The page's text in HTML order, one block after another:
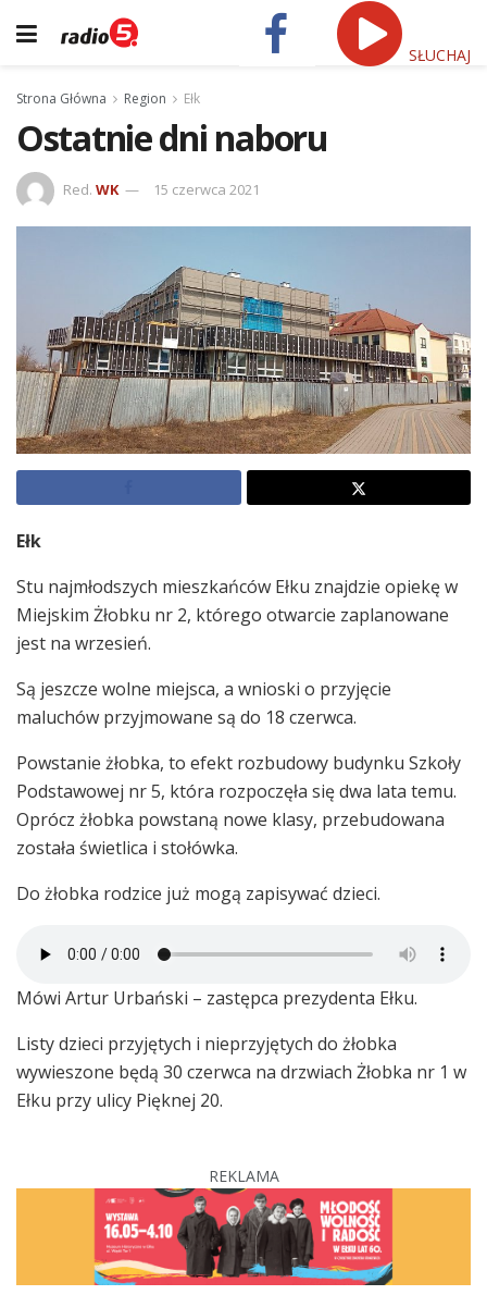
SŁUCHAJ
Strona Główna Region Ełk
Ostatnie dni naboru
Red. WK 15 czerwca 2021
Ełk
Stu najmłodszych mieszkańców Ełku znajdzie opiekę w
Miejskim Żłobku nr 2, którego otwarcie zaplanowane
jest na wrzesień.
Są jeszcze wolne miejsca, a wnioski o przyjęcie
maluchów przyjmowane są do 18 czerwca.
Powstanie żłobka, to efekt rozbudowy budynku Szkoły
Podstawowej nr 5, która rozpoczęła się dwa lata temu.
Oprócz żłobka powstaną nowe klasy, przebudowana
została świetlica i stołówka.
Do żłobka rodzice już mogą zapisywać dzieci.
Mówi Artur Urbański – zastępca prezydenta Ełku.
Listy dzieci przyjętych i nieprzyjętych do żłobka
wywieszone będą 30 czerwca na drzwiach Żłobka nr 1 w
Ełku przy ulicy Pięknej 20.
REKLAMA